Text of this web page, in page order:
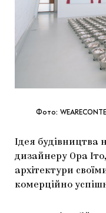
Фото:
Ідея
дизайнеру Ора
архітектури
комерційно